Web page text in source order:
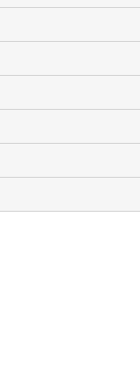
ンスについて (3)